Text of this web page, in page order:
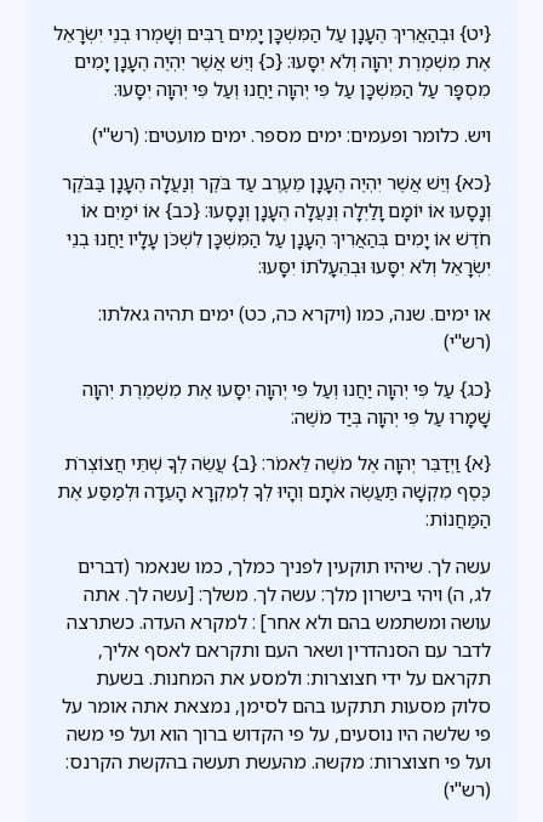
{יט} וּבְהַאֲרִיךְ הֶעָנָן עַל הַמִּשְׁכָּן יָמִים רַבִּים וְשָׁמְרוּ בְנֵי יִשְׂרָאֵל
אֶת מִשְׁמֶרֶת יְהוָה וְלֹא יִסָּעוּ: {כ} וְיֵשׁ אֲשֶׁר יִהְיֶה הֶעָנָן יָמִים
מִסְפָּר עַל הַמִּשְׁכָּן עַל פִּי יְהוָה יַחֲנוּ וְעַל פִּי יְהוָה יִסָּעוּ:
ויש. כלומר ופעמים: ימים מספר. ימים מועטים: (רש"י)
{כא} וְיֵשׁ אֲשֶׁר יִהְיֶה הֶעָנָן מֵעֶרֶב עַד בֹּקֶר וְנַעֲלָה הֶעָנָן בַּבֹּקֶר
וְנָסָעוּ אוֹ יוֹמָם וָלַיְלָה וְנַעֲלָה הֶעָנָן וְנָסָעוּ: {כב} אוֹ יֹמַיִם אוֹ
חֹדֶשׁ אוֹ יָמִים בְּהַאֲרִיךְ הֶעָנָן עַל הַמִּשְׁכָּן לִשְׁכֹּן עָלָיו יַחֲנוּ בְנֵי
יִשְׂרָאֵל וְלֹא יִסָּעוּ וּבְהֵעָלֹתוֹ יִסָּעוּ:
או ימים. שנה, כמו (ויקרא כה, כט) ימים תהיה גאלתו:
(רש"י)
{כג} עַל פִּי יְהוָה יַחֲנוּ וְעַל פִּי יְהוָה יִסָּעוּ אֶת מִשְׁמֶרֶת יְהוָה
שָׁמָרוּ עַל פִּי יְהוָה בְּיַד מֹשֶׁה:
{א} וַיְדַבֵּר יְהוָה אֶל מֹשֶׁה לֵּאמֹר: {ב} עֲשֵׂה לְךָ שְׁתֵּי חֲצוֹצְרֹת
כֶּסֶף מִקְשָׁה תַּעֲשֶׂה אֹתָם וְהָיוּ לְךָ לְמִקְרָא הָעֵדָה וּלְמַסַּע אֶת
הַמַּחֲנוֹת:
עשה לך. שיהיו תוקעין לפניך כמלך, כמו שנאמר (דברים
לג, ה) ויהי בישרון מלך: עשה לך. משלך: [עשה לך. אתה
עושה ומשתמש בהם ולא אחר] : למקרא העדה. כשתרצה
לדבר עם הסנהדרין ושאר העם ותקראם לאסף אליך,
תקראם על ידי חצוצרות: ולמסע את המחנות. בשעת
סלוק מסעות תתקעו בהם לסימן, נמצאת אתה אומר על
פי שלשה היו נוסעים, על פי הקדוש ברוך הוא ועל פי משה
ועל פי חצוצרות: מקשה. מהעשת תעשה בהקשת הקרנס:
(רש"י)